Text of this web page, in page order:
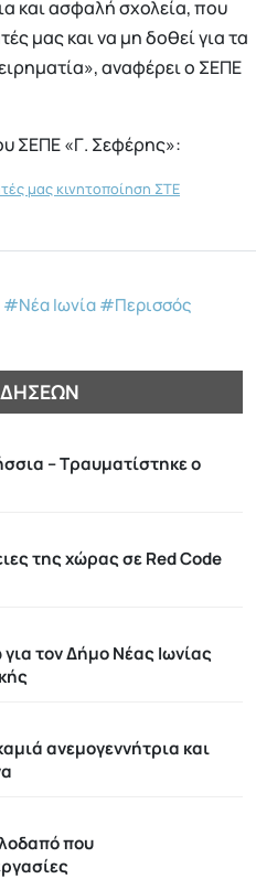
και ασφαλή σχολεία, που
μας και να μη δοθεί για τα
αναφέρει ο ΣΕΠΕ
ΣΕΠΕ «Γ. Σεφέρης»:
μας κινητοποίηση ΣΤΕ
#Νέα Ιωνία#Περισσός
– Τραυματίστηκε ο
της χώρας σε Red Code
τον Δήμο Νέας Ιωνίας
ανεμογεννήτρια και
που